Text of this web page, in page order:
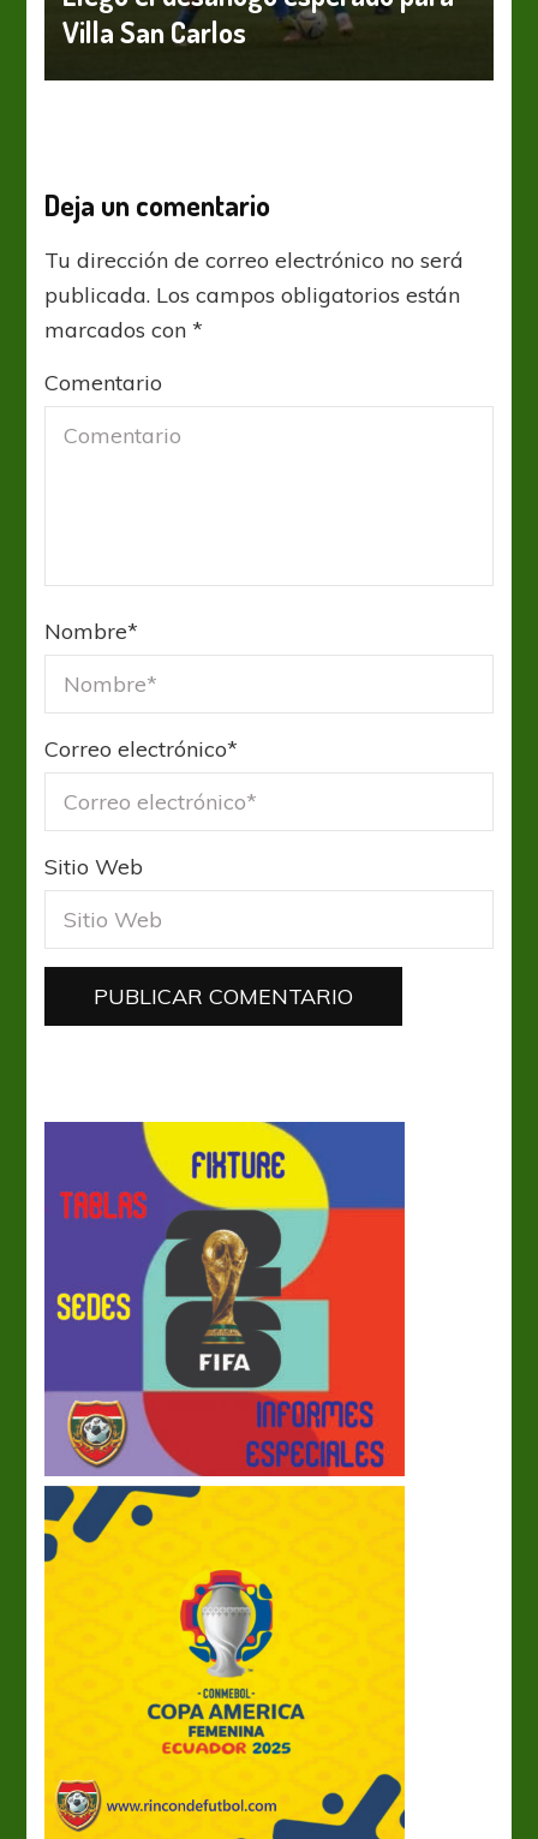
Villa San Carlos
Deja un comentario
Tu dirección de correo electrónico no será
publicada. Los campos obligatorios están
marcados con*
Comentario
Nombre*
Correo electrónico*
Sitio Web